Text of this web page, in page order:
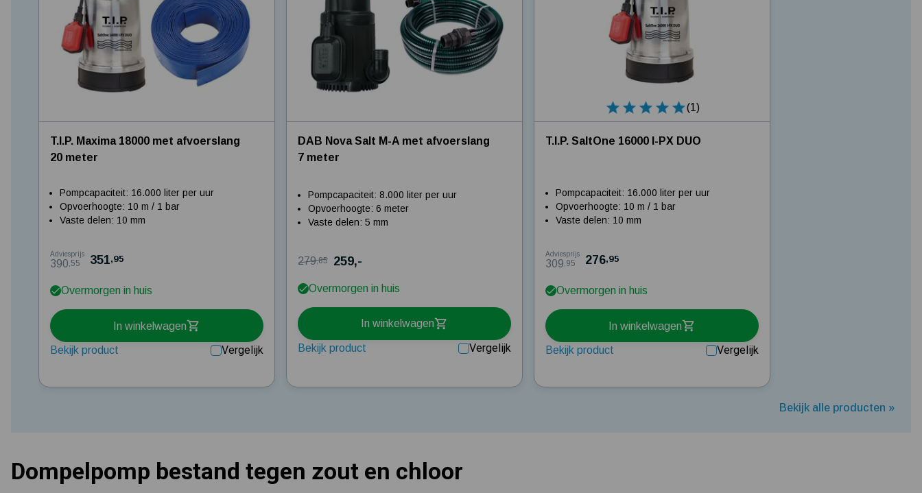
T.I.P. Maxima 18000 met afvoerslang
20 meter
Pompcapaciteit: 16.000 liter per uur
Opvoerhoogte: 10 m / 1 bar
Vaste delen: 10 mm
Adviesprijs
390,55 351,95
Overmorgen in huis
In winkelwagen
Bekijk product Vergelijk
DAB Nova Salt M-A met afvoerslang
7 meter
Pompcapaciteit: 8.000 liter per uur
Opvoerhoogte: 6 meter
Vaste delen: 5 mm
279,85 259,-
Overmorgen in huis
In winkelwagen
Bekijk product Vergelijk
(1)
T.I.P. SaltOne 16000 I-PX DUO
Pompcapaciteit: 16.000 liter per uur
Opvoerhoogte: 10 m / 1 bar
Vaste delen: 10 mm
Adviesprijs
309,95 276,95
Overmorgen in huis
In winkelwagen
Bekijk product Vergelijk
Bekijk alle producten »
Dompelpomp bestand tegen zout en chloor